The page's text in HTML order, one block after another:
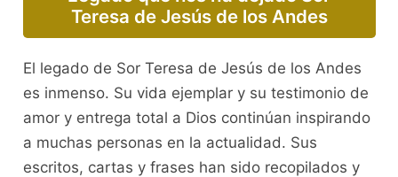
Teresa de Jesús de los Andes
El legado de Sor Teresa de Jesús de los Andes
es inmenso. Su vida ejemplar y su testimonio de
amor y entrega total a Dios continúan inspirando
a muchas personas en la actualidad. Sus
escritos, cartas y frases han sido recopilados y